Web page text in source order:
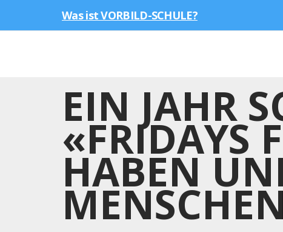
Was ist VORBILD-SCHULE?
EIN JAHR
«FRIDAYS
HABEN